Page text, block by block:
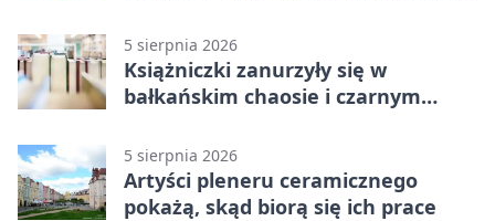
5 sierpnia 2026
Książniczki zanurzyły się w
bałkańskim chaosie i czarnym
5 sierpnia 2026
Artyści pleneru ceramicznego
pokażą, skąd biorą się ich prace